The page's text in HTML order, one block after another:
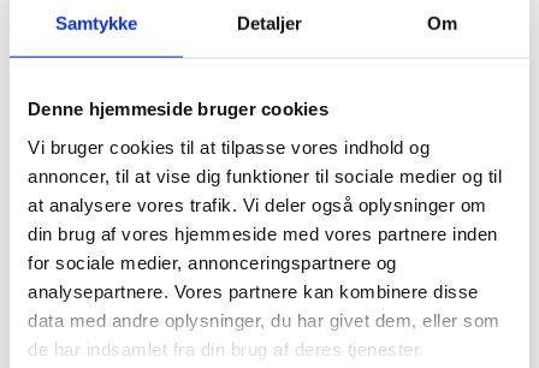
Samtykke Detaljer Om
Denne hjemmeside bruger cookies
Vi bruger cookies til at tilpasse vores indhold og
annoncer, til at vise dig funktioner til sociale medier og til
at analysere vores trafik. Vi deler også oplysninger om
din brug af vores hjemmeside med vores partnere inden
for sociale medier, annonceringspartnere og
analysepartnere. Vores partnere kan kombinere disse
data med andre oplysninger, du har givet dem, eller som
de har indsamlet fra din brug af deres tjenester.
til Grønttorvet, fremhæver Hans-Bo Hyldig.
Åbningen af den nye dagligvarebutik vækker især
glæde hos Grønttorvets beboere, som nu kan klare
ugens indkøb tættere på hjemmet. Én af de
beboere som kommer til at gøre mange af sine
indkøb i den nye butik, er Else Irene Christensen.
Hun har siden maj 2018 boet i Amaryllis Hus, hvor
hun nyder at følge med i udviklingen af bydelen fra